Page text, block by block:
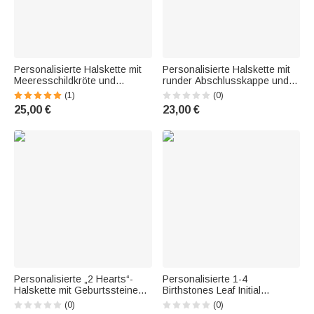
Personalisierte Halskette mit
Meeresschildkröte und
Geburtsstein sowie Namen –
zierlicher Schmuck als
Geschenk zum Jahrestag
die das Meer lieben
(1)
25,00 €
Personalisierte Halskette mit
runder Abschlusskappe und
Geburtsstein, graviertem
Namen, Jahrgang und Text –
zierlicher Schmuck als
Absolventen des Jahrgangs
(0)
23,00 €
Personalisierte „2 Hearts“-
Halskette mit Geburtssteinen,
Zirkonia und(0)
Personalisierte 1-4
Birthstones Leaf Initial
Halskette Zierlich Schmuck
(0)